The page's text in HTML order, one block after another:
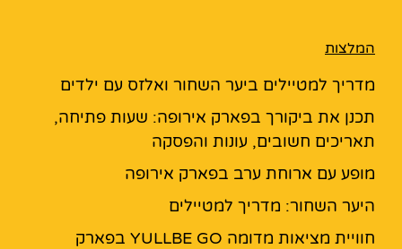
המלצות
מדריך למטיילים ביער השחור ואלזס עם ילדים
תכנן את ביקורך בפארק אירופה: שעות פתיחה,
תאריכים חשובים, עונות והפסקה
מופע עם ארוחת ערב בפארק אירופה
היער השחור: מדריך למטיילים
חוויית מציאות מדומה YULLBE GO בפארק